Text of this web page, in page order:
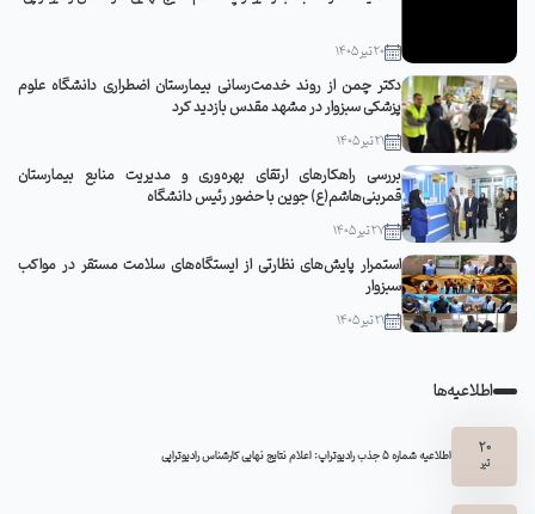
20 تیر 1405
دکتر چمن از روند خدمت‌رسانی بیمارستان اضطراری دانشگاه علوم
پزشکی سبزوار در مشهد مقدس بازدید کرد
21 تیر 1405
بررسی راهکارهای ارتقای بهره‌وری و مدیریت منابع بیمارستان
قمربنی‌هاشم(ع) جوین با حضور رئیس دانشگاه
27 تیر 1405
استمرار پایش‌های نظارتی از ایستگاه‌های سلامت مستقر در مواکب
سبزوار
21 تیر 1405
اطلاعیه‌ها
20
تیر اطلاعیه شماره 5 جذب رادیوتراپ: اعلام نتایج نهایی کارشناس رادیوتراپی